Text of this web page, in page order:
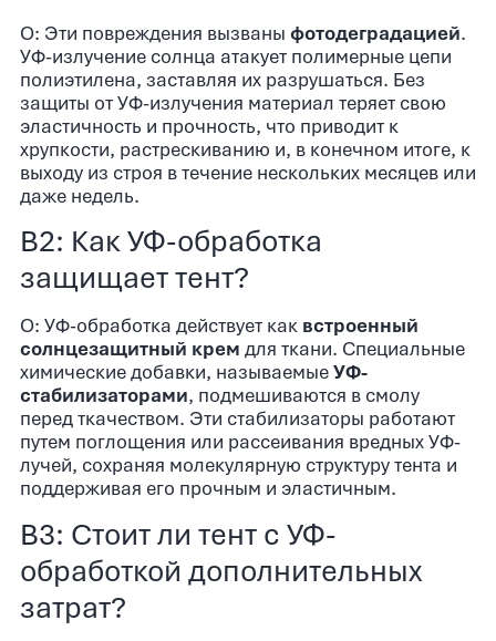
О: Эти повреждения вызваны фотодеградацией.
УФ-излучение солнца атакует полимерные цепи
полиэтилена, заставляя их разрушаться. Без
защиты от УФ-излучения материал теряет свою
эластичность и прочность, что приводит к
хрупкости, растрескиванию и, в конечном итоге, к
выходу из строя в течение нескольких месяцев или
даже недель.
В2: Как УФ-обработка
защищает тент?
О: УФ-обработка действует как встроенный
солнцезащитный крем для ткани. Специальные
химические добавки, называемыеУФ-
стабилизаторами, подмешиваются в смолу
перед ткачеством. Эти стабилизаторы работают
путем поглощения или рассеивания вредных УФ-
лучей, сохраняя молекулярную структуру тента и
поддерживая его прочным и эластичным.
В3: Стоит ли тент с УФ-
обработкой дополнительных
затрат?